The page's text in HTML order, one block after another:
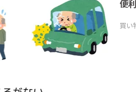
便
買い